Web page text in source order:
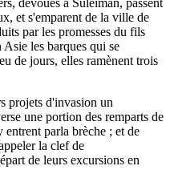
et s'emparent de la ville de
par les promesses du fils
les barques qui se
de jours, elles ramènent trois
projets d'invasion un
une portion des remparts de
parla brèche ; et de
la clef de
de leurs excursions en